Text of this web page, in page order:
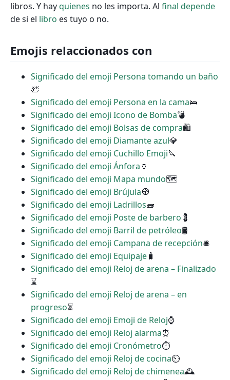
libros. Y hayquienes no les importa. Al final depende
de si el libro es tuyo o no.
Emojis relaccionados con
Significado del emoji Persona tomando un baño
🛀
Significado del emoji Persona en la cama🛌
Significado del emoji Icono de Bomba💣
Significado del emoji Bolsas de compra🛍
Significado del emoji Diamante azul💎
Significado del emoji Cuchillo Emoji🔪
Significado del emoji Ánfora 🏺
Significado del emoji Mapa mundo🗺
Significado del emoji Brújula🧭
Significado del emoji Ladrillos🧱
Significado del emoji Poste de barbero 💈
Significado del emoji Barril de petróleo🛢
Significado del emoji Campana de recepción🛎
Significado del emoji Equipaje🧳
Significado del emoji Reloj de arena – Finalizado
⌛
Significado del emoji Reloj de arena – en
progreso⏳
Significado del emoji Emoji de Reloj⌚
Significado del emoji Reloj alarma⏰
Significado del emoji Cronómetro⏱
Significado del emoji Reloj de cocina⏲
Significado del emoji Reloj de chimenea🕰